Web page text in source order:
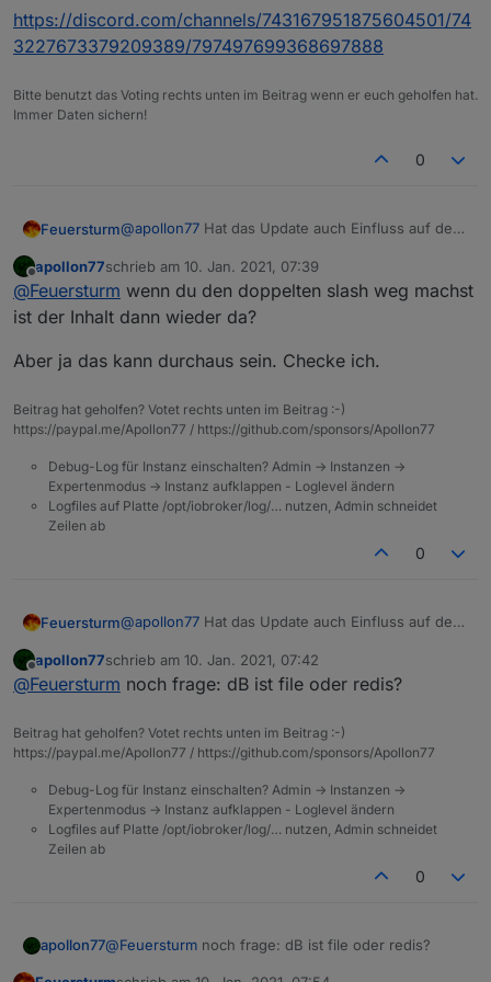
https://discord.com/channels/743167951875604501/74
3227673379209389/797497699368697888
Bitte benutzt das Voting rechts unten im Beitrag wenn er euch geholfen hat.
Immer Daten sichern!
0
Feuersturm@apollon77
js-controller 3.2.4:
Wenn ich jetzt eine Ebene höher gehe dann
verschwindet der Ordnername und ich komme in
vis.0/main auch nicht mehr rein. Ebenfalls fehlen
Gleiches gilt, wenn ich auf der obersten
Ordner navigiere.
So sieht der vis.0 Ordner im meinem
Offline
apollon77schrieb am 10. Jan. 2021, 07:39
zuletzt editiert von
@Feuersturm wenn du den doppelten slash weg machst
ist der Inhalt dann wieder da?
Aber ja das kann durchaus sein. Checke ich.
Beitrag hat geholfen? Votet rechts unten im Beitrag :-)
https://paypal.me/Apollon77 / https://github.com/sponsors/Apollon77
Debug-Log für Instanz einschalten? Admin -> Instanzen ->
Expertenmodus -> Instanz aufklappen - Loglevel ändern
Logfiles auf Platte /opt/iobroker/log/… nutzen, Admin schneidet
Zeilen ab
0
Feuersturm@apollon77
js-controller 3.2.4:
Wenn ich jetzt eine Ebene höher gehe dann
verschwindet der Ordnername und ich komme in
sämtliche anderen Inhalte im vis.0 Ordner.
Wurzelebene bin und dann in die einzelnen
Ordner navigiere.
So sieht der vis.0 Ordner im meinem
Offline
apollon77schrieb am 10. Jan. 2021, 07:42
zuletzt editiert von
@Feuersturm noch frage: dB ist file oder redis?
Beitrag hat geholfen? Votet rechts unten im Beitrag :-)
https://paypal.me/Apollon77 / https://github.com/sponsors/Apollon77
Debug-Log für Instanz einschalten? Admin -> Instanzen ->
Expertenmodus -> Instanz aufklappen - Loglevel ändern
Logfiles auf Platte /opt/iobroker/log/… nutzen, Admin schneidet
Zeilen ab
0
apollon77@Feuersturm noch frage: dB ist file oder redis?